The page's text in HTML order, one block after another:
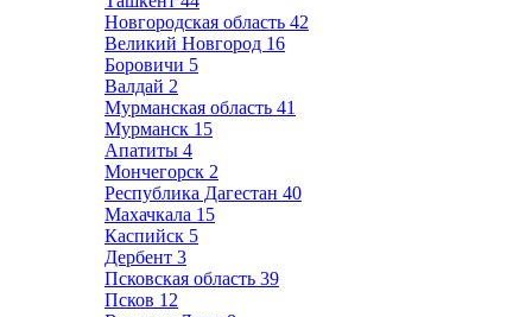
Новгородская область 42
Великий Новгород 16
Боровичи 5
Валдай 2
Мурманская область 41
Мурманск 15
Апатиты 4
Мончегорск 2
Республика Дагестан 40
Махачкала 15
Каспийск 5
Дербент 3
Псковская область 39
Псков 12